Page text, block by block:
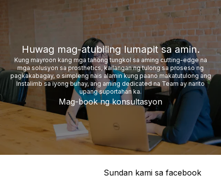
Huwag mag-atubiling lumapit sa amin.
Kung mayroon kang mga tanong tungkol sa aming cutting-edge na
mga solusyon sa prosthetics, kailangan ng tulong sa proseso ng
pagkakabagay, o simpleng nais alamin kung paano makatutulong ang
Instalimb sa iyong buhay, ang aming dedicated na Team ay narito
upang suportahan ka.
Mag-book ng konsultasyon
Sundan kami sa facebook